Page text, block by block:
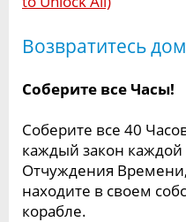
Возвратитесь
Соберите все Часы!
Соберите все 40
каждый закон каждой
Отчуждения
находите в своем
корабле.